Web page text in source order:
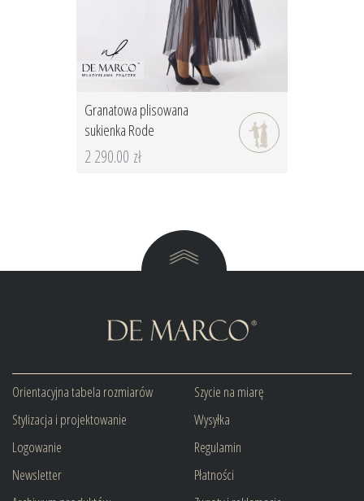
Granatowa plisowana
sukienka Rode
2 290.00 zł
Orientacyjna tabela rozmiarów
Stylizacja i projektowanie
Logowanie
Newsletter
Szycie na miarę
Wysyłka
Regulamin
Płatności